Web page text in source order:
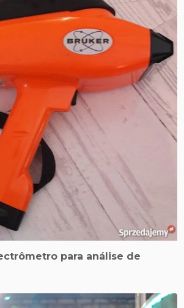
para análise de